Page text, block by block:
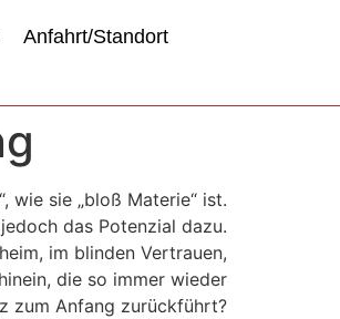
Anfahrt/Standort
wie sie „bloß Materie“ ist.
das Potenzial dazu.
im blinden Vertrauen,
die so immer wieder
zum Anfang zurückführt?